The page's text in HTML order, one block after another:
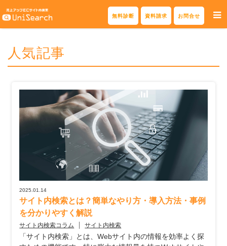
Skip
to
無料診断 資料請求 お問合せ
人気記事
2025.01.14
サイト内検索とは？簡単なやり方・導入方法・事例
を分かりやすく解説
サイト内検索コラム サイト内検索
「サイト内検索」とは、Webサイト内の情報を効率よく探